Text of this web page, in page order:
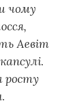
чому
Аевіт
росту